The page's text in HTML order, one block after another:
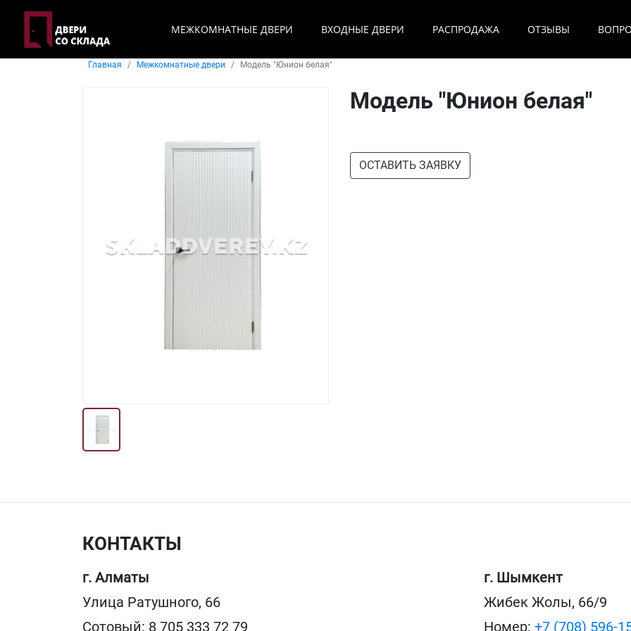
МЕЖКОМНАТНЫЕ ДВЕРИ ВХОДНЫЕ ДВЕРИ РАСПРОДАЖА ОТЗЫВЫ
Главная Межкомнатные двери Модель "Юнион белая"
Модель "Юнион белая"
ОСТАВИТЬ ЗАЯВКУ
КОНТАКТЫ
г. Алматы
Улица Ратушного, 66
Сотовый: 8 705 333 72 79
г. Шымкент
Жибек Жолы, 66/9
Номер: +7 (708) 596-